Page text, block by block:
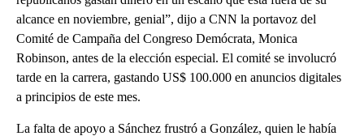
alcance en noviembre, genial”, dijo a CNN la portavoz del
Comité de Campaña del Congreso Demócrata, Monica
Robinson, antes de la elección especial. El comité se involucró
tarde en la carrera, gastando US$ 100.000 en anuncios digitales
a principios de este mes.
La falta de apoyo a Sánchez frustró a González, quien le había